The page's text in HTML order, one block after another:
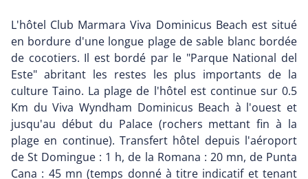
L'hôtel Club Marmara Viva Dominicus Beach est situé
en bordure d'une longue plage de sable blanc bordée
de cocotiers. Il est bordé par le "Parque National del
Este" abritant les restes les plus importants de la
culture Taino. La plage de l'hôtel est continue sur 0.5
Km du Viva Wyndham Dominicus Beach à l'ouest et
jusqu'au début du Palace (rochers mettant fin à la
plage en continue). Transfert hôtel depuis l'aéroport
de St Domingue : 1 h, de la Romana : 20 mn, de Punta
Cana : 45 mn (temps donné à titre indicatif et tenant